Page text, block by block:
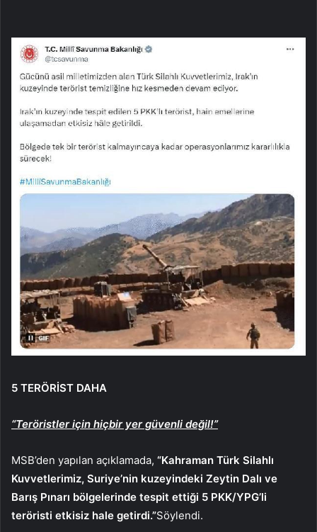
5 TERÖRİST DAHA
“Teröristler için hiçbir yer güvenli değil!”
MSB’den yapılan açıklamada, “Kahraman Türk Silahlı
Kuvvetlerimiz, Suriye’nin kuzeyindeki Zeytin Dalı ve
Barış Pınarı bölgelerinde tespit ettiği 5 PKK/YPG’li
teröristi etkisiz hale getirdi.”Söylendi.